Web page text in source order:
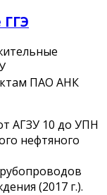
ПАО АНК
АГЗУ 10 до УПН
нефтяного
(2017 г.).